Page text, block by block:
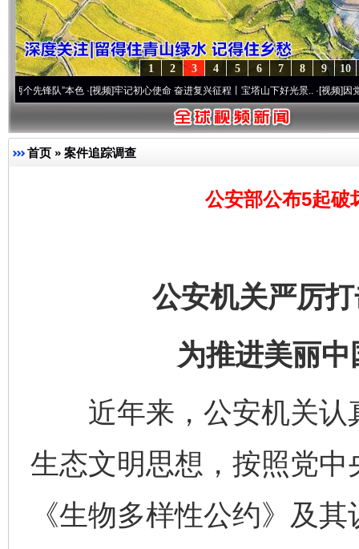
10
9
8
7
6
5
4
3
2
1
队”本色·[视频]牢记初心使命 奋进复兴征程丨宝塔山下好光景..·[视频]因党而生 为
首页 » 案件追踪调查
公安部公布5起破
公安机关严厉
为推进美丽
近年来，公安机关认
生态文明思想，按照党
《生物多样性公约》及